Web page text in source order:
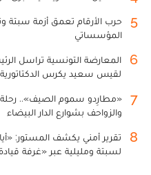
5
حرب الأرقام تعمق أزمة سبتة
المؤسساتي
6
المعارضة التونسية تراسل
لقيس سعيد يكرس
7
«مطارِدو سموم الصيف».. رحلة
والزواحف بشوارع الدار البيضاء
8
تقرير أمني يكشف المستور:
لسبتة ومليلية عبر «غرفة